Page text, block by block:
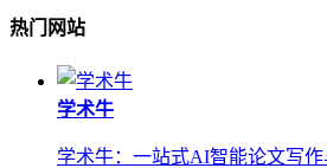
热门网站
学术牛
学术牛：一站式AI智能论文写